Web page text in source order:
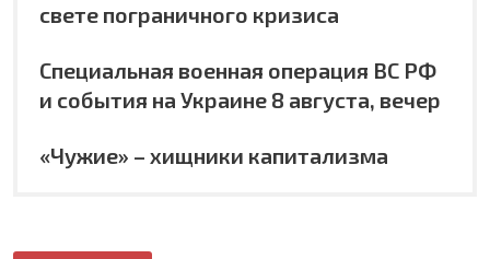
свете пограничного кризиса
Специальная военная операция ВС РФ
и события на Украине 8 августа, вечер
«Чужие» – хищники капитализма